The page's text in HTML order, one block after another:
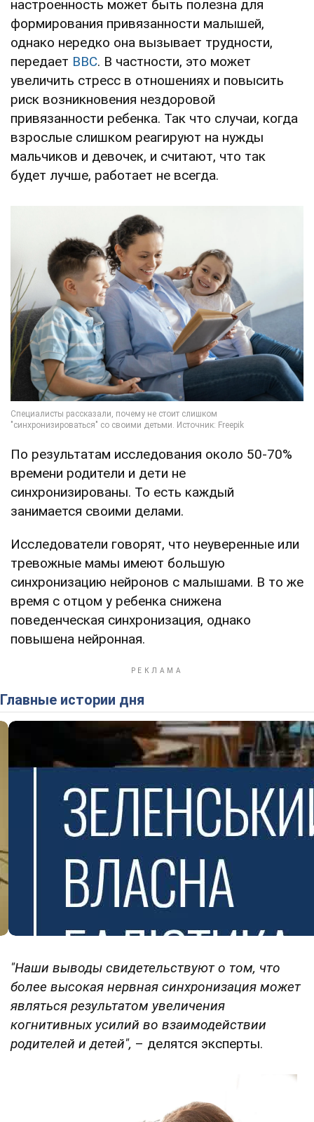
настроенность может быть полезна для
формирования привязанности малышей,
однако нередко она вызывает трудности,
передает BBC. В частности, это может
увеличить стресс в отношениях и повысить
риск возникновения нездоровой
привязанности ребенка. Так что случаи, когда
взрослые слишком реагируют на нужды
мальчиков и девочек, и считают, что так
будет лучше, работает не всегда.
По результатам исследования около 50-70%
времени родители и дети не
синхронизированы. То есть каждый
занимается своими делами.
Исследователи говорят, что неуверенные или
тревожные мамы имеют большую
синхронизацию нейронов с малышами. В то же
время с отцом у ребенка снижена
поведенческая синхронизация, однако
повышена нейронная.
Главные истории дня
"Наши выводы свидетельствуют о том, что
более высокая нервная синхронизация может
являться результатом увеличения
когнитивных усилий во взаимодействии
родителей и детей", – делятся эксперты.